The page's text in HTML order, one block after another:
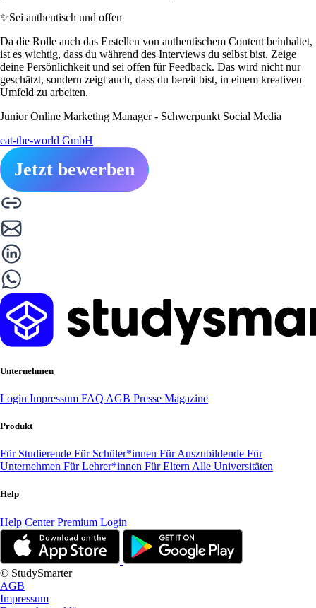
✨Sei authentisch und offen
Da die Rolle auch das Erstellen von authentischem Content beinhaltet,
ist es wichtig, dass du während des Interviews du selbst bist. Zeige
deine Persönlichkeit und sei offen für Feedback. Das wird nicht nur
geschätzt, sondern zeigt auch, dass du bereit bist, in einem kreativen
Umfeld zu arbeiten.
Junior Online Marketing Manager - Schwerpunkt Social Media
eat-the-world GmbH
Jetzt bewerben
Unternehmen
Login Impressum FAQ AGB Presse Magazine
Produkt
Für Studierende Für Schüler*innen Für Auszubildende Für
Unternehmen Für Lehrer*innen Für Eltern Alle Universitäten
Help
Help CenterPremium Login
© StudySmarter
AGB
Impressum